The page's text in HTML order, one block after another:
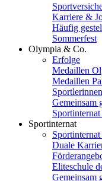
Karriere &
Häufig
Sommerfest
Olympia & Co.
Erfolge
Medaillen
Medaillen
Gemeinsam
Sportinternat
Duale
Eliteschule
Gemeinsam